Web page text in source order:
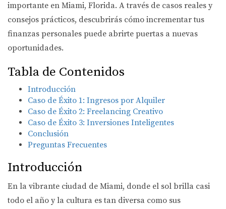
importante en Miami, Florida. A través de casos reales y
consejos prácticos, descubrirás cómo incrementar tus
finanzas personales puede abrirte puertas a nuevas
oportunidades.
Tabla de Contenidos
Introducción
Caso de Éxito 1: Ingresos por Alquiler
Caso de Éxito 2: Freelancing Creativo
Caso de Éxito 3: Inversiones Inteligentes
Conclusión
Preguntas Frecuentes
Introducción
En la vibrante ciudad de Miami, donde el sol brilla casi
todo el año y la cultura es tan diversa como sus